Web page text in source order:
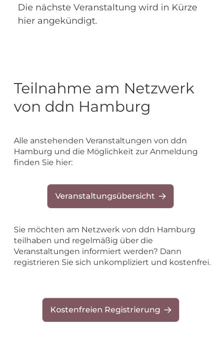
Die nächste Veranstaltung wird in Kürze
hier angekündigt.
Teilnahme am Netzwerk
von ddn Hamburg
​Alle anstehenden Veranstaltungen von ddn
Hamburg und die Möglichkeit zur Anmeldung
finden Sie hier:
Veranstaltungsübersicht
Sie möchten am Netzwerk von ddn Hamburg
teilhaben und regelmäßig über die
Veranstaltungen informiert werden? Dann
registrieren Sie sich unkompliziert und kostenfrei.
Kostenfreien Registrierung